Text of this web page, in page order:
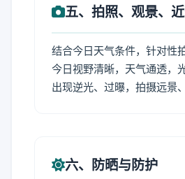
五、拍照、观景、
结合今日天气条件，针对性
今日视野清晰，天气通透，
出现逆光、过曝，拍摄远景
六、防晒与防护